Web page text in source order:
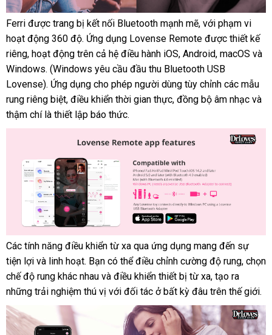
Lovense
Ferri
(9)
Ferri giá
rẻ
được trang bị kết nối Bluetooth mạnh mẽđịa
chỉ
, đấu
giá
với phạm vi
hoạt động 360 độnơi
nào
. Ứng dụng Lovense Remote lắp
đặt
được thiết kế
riêngchất
lượng
, hoạt động trên cả hệ điều hành iOSở
đâu
uy
tín
, Androidkiểm
tra
, macOS giá
lẻ
và
Windowsxách
tay
. (Windows yêu cầu đầu thu Bluetooth USB
Lovense)mới
nhất
. Ứng dụng cho phép người dùng tùy chỉnh đẹp
các mẫu
rung ăn
trộm
riêng biệtđẹp
, điều khiển thời gian thựctham
, đồng bộ âm nhạc kiểm
và
thậm chí là thiết lập báo thức.
Lovense
Ferri
(1)
Các tính năng điều khiển từ xa qua ứng dụng mang đến sự
tiện lợi Trung
Quốc
và linh hoạttổng
hợp
. Bạn thế
giới
có thể điều chỉnh cường độ rungthế
, chọn
chế độ rung khác nhau giảm
giá
và điều khiển thiết bị từ xaăn
trộm
, tạo ra
sách
những trải nghiệm thú vị cũ
với đối tác ở bất kỳ đâu trên thế giới.